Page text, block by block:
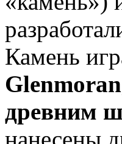
Камень
древним
нанесены